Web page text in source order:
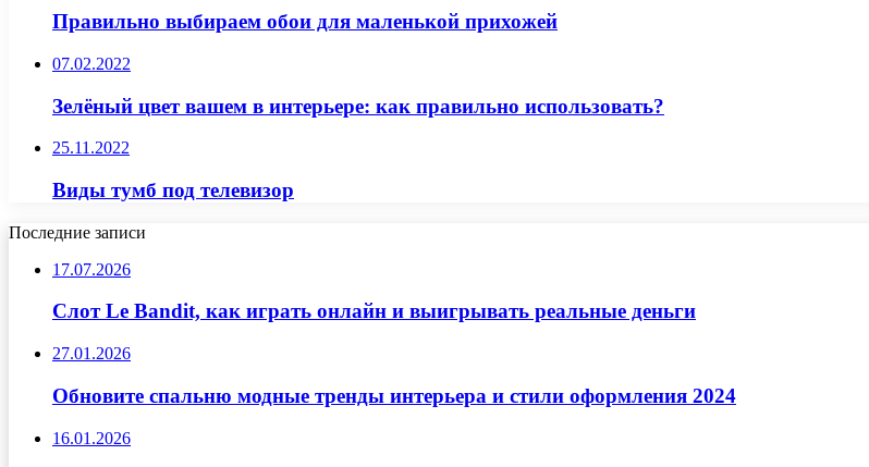
Правильно выбираем обои для маленькой прихожей
07.02.2022
Зелёный цвет вашем в интерьере: как правильно использовать?
25.11.2022
Виды тумб под телевизор
Последние записи
17.07.2026
Слот Le Bandit, как играть онлайн и выигрывать реальные деньги
27.01.2026
Обновите спальню модные тренды интерьера и стили оформления 2024
16.01.2026